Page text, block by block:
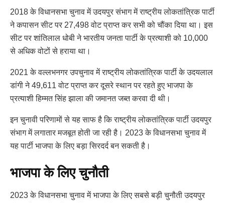
2018 के विधानसभा चुनाव में उदयपुर संभाग में राष्ट्रीय लोकतांत्रिक पार्टी
ने कपासन सीट पर 27,498 वोट प्राप्त कर सभी को चौंका दिया था। इस
सीट पर शांतिलाल धोबी ने भारतीय जनता पार्टी के प्रत्याशी को 10,000
से अधिक वोटों से हराया था।
2021 के वल्लभनगर उपचुनाव में राष्ट्रीय लोकतांत्रिक पार्टी के उदयलाल
डांगी ने 49,611 वोट प्राप्त कर दूसरे स्थान पर रहते हुए भाजपा के
प्रत्याशी हिम्मत सिंह झाला की जमानत जब्त करवा दी थी।
इन चुनावी परिणामों से यह साफ है कि राष्ट्रीय लोकतांत्रिक पार्टी उदयपुर
संभाग में लगातार मजबूत होती जा रही है। 2023 के विधानसभा चुनाव में
यह पार्टी भाजपा के लिए बड़ा सिरदर्द बन सकती है।
भाजपा के लिए चुनौती
2023 के विधानसभा चुनाव में भाजपा के लिए सबसे बड़ी चुनौती उदयपुर